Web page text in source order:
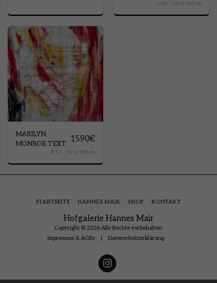
5/23 - 150 x 120 cm
MARILYN
MONROE TEXT
1590€
8/17 - 150 x 150 cm
Hofgalerie Hannes Mair
Copyright © 2026 Alle Rechte vorbehalten.
Impressum & AGBs| Datenschutzerklärung
STARTSEITE HANNES MAIR SHOP KONTAKT